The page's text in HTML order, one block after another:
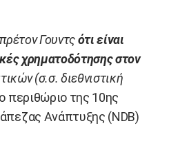
Γουντςότι είναι
χρηματοδότησης στον
(σ.σ. διεθνιστική
περιθώριο της 10ης
Ανάπτυξης (NDB)